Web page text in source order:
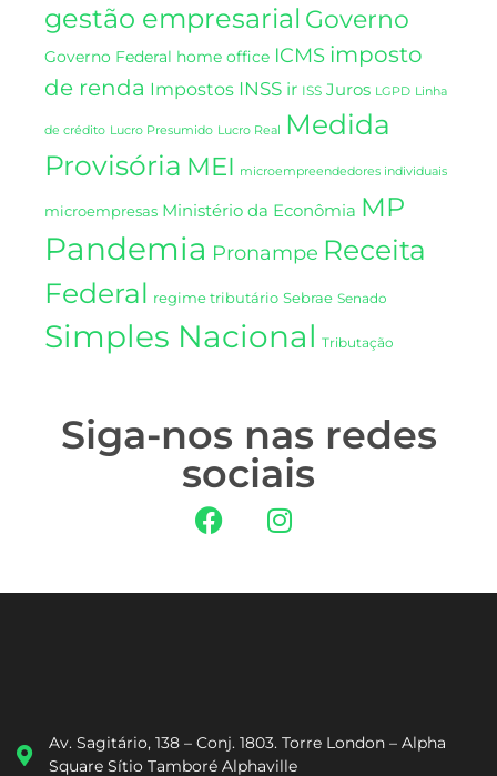
gestão empresarial Governo
Governo Federal home office ICMS imposto
de renda Impostos INSS ir ISS Juros LGPD Linha
de crédito Lucro Presumido Lucro Real Medida
Provisória MEI microempreendedores individuais
microempresas Ministério da Econômia MP
Pandemia Pronampe Receita
Federal regime tributário Sebrae Senado
Simples Nacional Tributação
Siga-nos nas redes
sociais
Av. Sagitário, 138 – Conj. 1803. Torre London – Alpha
Square Sítio Tamboré Alphaville